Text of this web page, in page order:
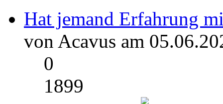
Hat jemand Erfahrung
von Acavus am
0
1899